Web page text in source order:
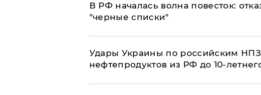
​В РФ началась волна повесток:
"черные списки"
Удары Украины по российским НПЗ
нефтепродуктов из РФ до 10-